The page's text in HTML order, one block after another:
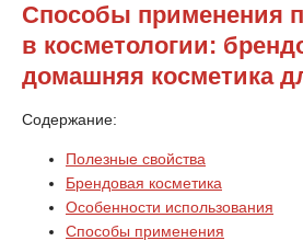
Способы применения
в косметологии:
домашняя косметика
Содержание:
Полезные свойства
Брендовая косметика
Особенности использования
Способы применения